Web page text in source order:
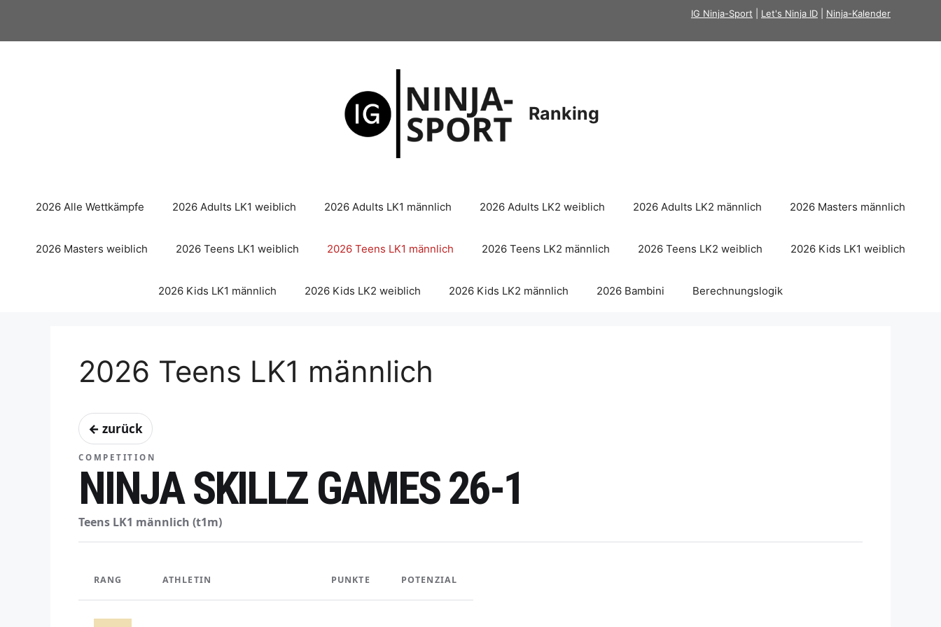
springen
IG Ninja-Sport Let's Ninja ID Ninja-Kalender
Ranking
2026 Alle Wettkämpfe 2026 Adults LK1 weiblich 2026 Adults LK1 männlich 2026 Adults LK2 weiblich 2026 Adults LK2 männlich 2026 Masters männlich
2026 Masters weiblich 2026 Teens LK1 weiblich 2026 Teens LK1 männlich 2026 Teens LK2 männlich 2026 Teens LK2 weiblich 2026 Kids LK1 weiblich
2026 Kids LK1 männlich 2026 Kids LK2 weiblich 2026 Kids LK2 männlich 2026 Bambini Berechnungslogik
2026 Teens LK1 männlich
← zurück
COMPETITION
NINJA SKILLZ GAMES 26-1
Teens LK1 männlich (t1m)
RANG ATHLETIN PUNKTE POTENZIAL